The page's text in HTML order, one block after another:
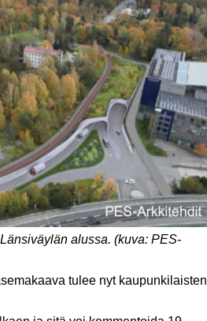
alussa. (kuva: PES-
tulee nyt kaupunkilaisten